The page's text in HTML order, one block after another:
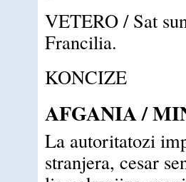
VETERO / Sat
Francilia.
KONCIZE
AFGANIA /
La autoritatozi
stranjera, cesar